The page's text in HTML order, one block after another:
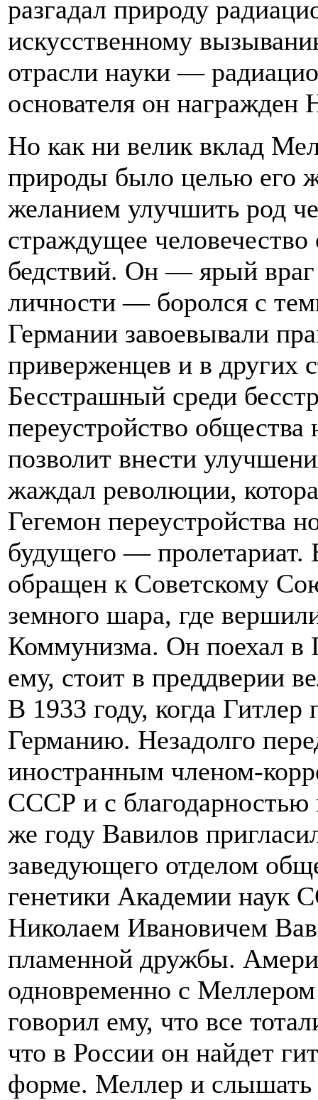
разгадал природу
искусственному
отрасли науки —
основателя он награжден
Но как ни велик вклад
природы было целью его
желанием улучшить род
страждущее
бедствий. Он — ярый
личности — боролся с
Германии завоевывали
приверженцев и в других
Бесстрашный среди
переустройство общества
позволит внести
жаждал революции,
Гегемон переустройства
будущего — пролетариат.
обращен к Советскому
земного шара, где
Коммунизма. Он поехал в
ему, стоит в преддверии
В 1933 году, когда
Германию. Незадолго
иностранным членом-
СССР и с благодарностью
же году Вавилов
заведующего отделом
генетики Академии наук
Николаем Ивановичем
пламенной дружбы.
одновременно с
говорил ему, что все
что в России он найдет
форме. Меллер и слышать